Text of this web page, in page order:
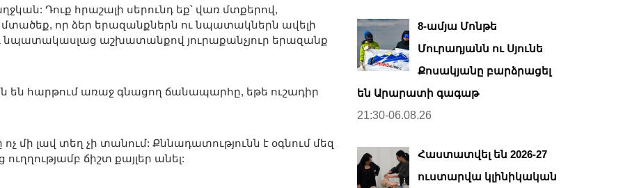
Դուք հրաշալի սերունդ եք՝ վառ մտքերով,
որ ձեր երազանքներն ու նպատակներն ավելի
նպատակասլաց աշխատանքով յուրաքանչյուր երազանք
են հարթում առաջ գնացող ճանապարհը, եթե ուշադիր
ոչ մի լավ տեղ չի տանում: Քննադատությունն է օգնում մեզ
ճիշտ քայլեր անել:
8-ամյա Մոնթե
Մուրադյանն ու Սյունե
Քոսակյանը բարձրացել
են Արարատի գագաթ
21:30-06.08.26
Հաստատվել են 2026-27
ուստարվա կլինիկական